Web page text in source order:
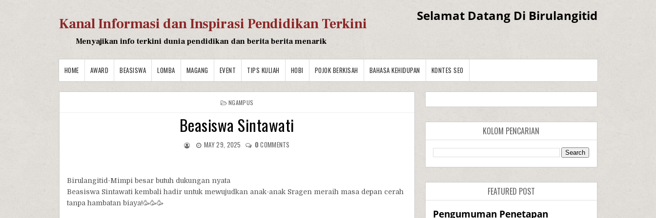
Kanal Informasi dan Inspirasi Pendidikan Terkini
Menyajikan info terkini dunia pendidikan dan berita berita menarik
Selamat Datang Di Birulangitid
HOME AWARD BEASISWA LOMBA MAGANG EVENT TIPS KULIAH HOBI POJOK BERKISAH BAHASA KEHIDUPAN KONTES SEO
NGAMPUS
Beasiswa Sintawati
MAY 29, 2025 0 COMMENTS
Birulangitid-Mimpi besar butuh dukungan nyata
Beasiswa Sintawati kembali hadir untuk mewujudkan anak-anak Sragen meraih masa depan cerah
tanpa hambatan biaya!🥳🥳🥳
KOLOM PENCARIAN
FEATURED POST
Pengumuman Penetapan